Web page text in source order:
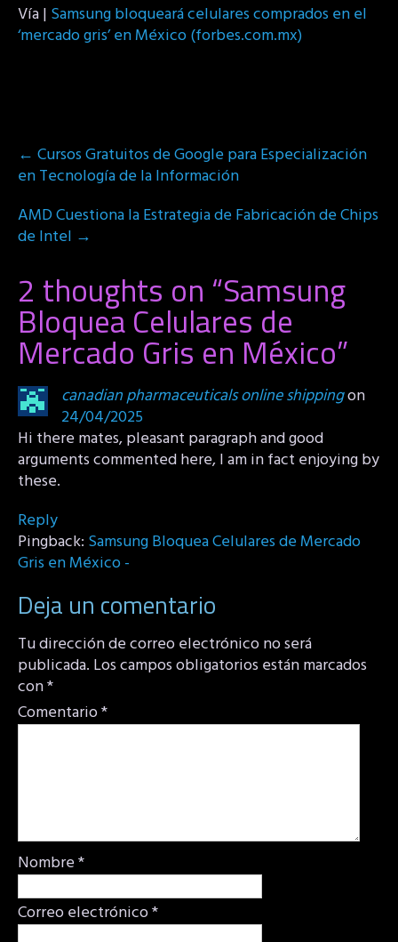
Vía | Samsung bloqueará celulares comprados en el
‘mercado gris’ en México (forbes.com.mx)
Post
navigation
← Cursos Gratuitos de Google para Especialización
en Tecnología de la Información
AMD Cuestiona la Estrategia de Fabricación de Chips
de Intel →
2 thoughts on “Samsung
Bloquea Celulares de
Mercado Gris en México”
canadian pharmaceuticals online shippingon
24/04/2025
Hi there mates, pleasant paragraph and good
arguments commented here, I am in fact enjoying by
these.
Reply
Pingback: Samsung Bloquea Celulares de Mercado
Gris en México -
Deja un comentario
Tu dirección de correo electrónico no será
publicada. Los campos obligatorios están marcados
con*
Comentario*
Nombre*
Correo electrónico*